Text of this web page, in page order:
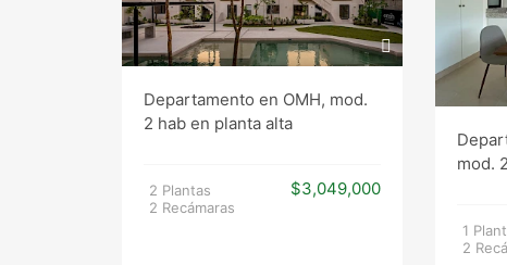
Departamento en OMH, mod.
2 hab en planta alta
2 Plantas
2 Recámaras
$3,049,000
mod.
1
2